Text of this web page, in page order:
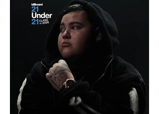
Araucanía para ofrecer un show cargado
de energía, guitarras y canciones que han
marcado su breve pero exitosa trayectoria.